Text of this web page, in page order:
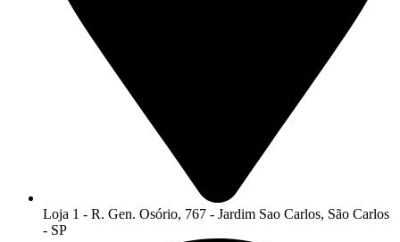
Loja 1 - R. Gen. Osório, 767 - Jardim Sao Carlos, São Carlos
- SP